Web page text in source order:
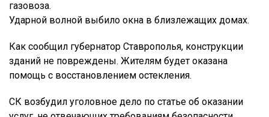
газовоза.
Ударной волной выбило окна в близлежащих домах.
Как сообщил губернатор Ставрополья, конструкции
зданий не повреждены. Жителям будет оказана
помощь с восстановлением остекления.
СК возбудил уголовное дело по статье об оказании